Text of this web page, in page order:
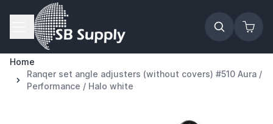
Ga naar de inhoud
Home
Ranqer set angle adjusters (without covers) #510 Aura /
Performance / Halo white